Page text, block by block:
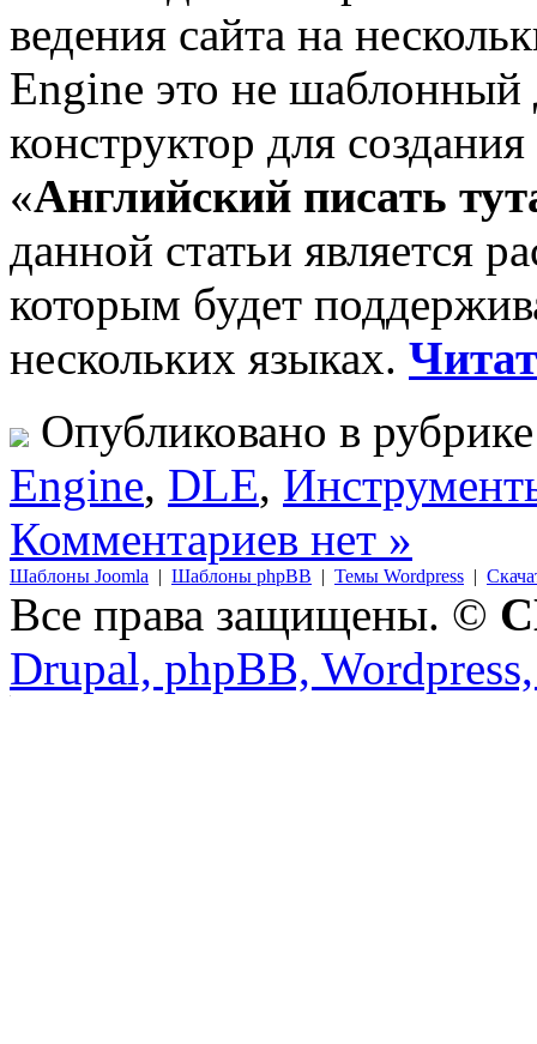
ведения сайта на
Engine это не шаблонный
конструктор для
«Английский писать
данной статьи является
которым будет
нескольких языках.
Опубликовано в
Engine, DLE,
Комментариев нет »
Шаблоны Joomla | Шаблоны phpBB | Темы Wordpress |
Все права защищены. ©
Drupal, phpBB,